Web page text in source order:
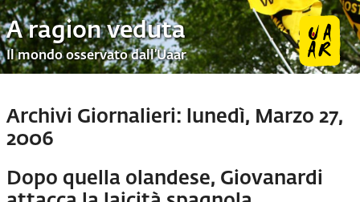
A ragion veduta
Il mondo osservato dall’Uaar
Archivi Giornalieri: lunedì, Marzo 27,
2006
Dopo quella olandese, Giovanardi